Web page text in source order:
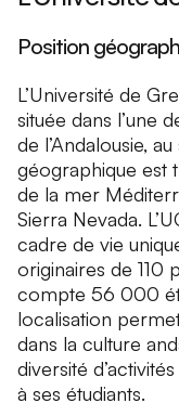
Position
L’Université de
située dans l’une
de l’Andalousie,
géographique est
de la mer
Sierra Nevada.
cadre de vie
originaires de 110
compte 56 000
localisation
dans la culture
diversité
à ses étudiants.